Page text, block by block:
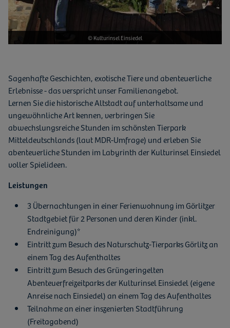
© Kulturinsel Einsiedel
Sagenhafte Geschichten, exotische Tiere und abenteuerliche
Erlebnisse - das verspricht unser Familienangebot.
Lernen Sie die historische Altstadt auf unterhaltsame und
ungewöhnliche Art kennen, verbringen Sie
abwechslungsreiche Stunden im schönsten Tierpark
Mitteldeutschlands (laut MDR-Umfrage) und erleben Sie
abenteuerliche Stunden im Labyrinth der Kulturinsel Einsiedel
voller Spielideen.
Leistungen
3 Übernachtungen in einer Ferienwohnung im Görlitzer
Stadtgebiet für 2 Personen und deren Kinder (inkl.
Endreinigung)*
Eintritt zum Besuch des Naturschutz-Tierparks Görlitz an
einem Tag des Aufenthaltes
Eintritt zum Besuch des Grüngeringelten
Abenteuerfreizeitparks der Kulturinsel Einsiedel (eigene
Anreise nach Einsiedel) an einem Tag des Aufenthaltes
Teilnahme an einer inszenierten Stadtführung
(Freitagabend)